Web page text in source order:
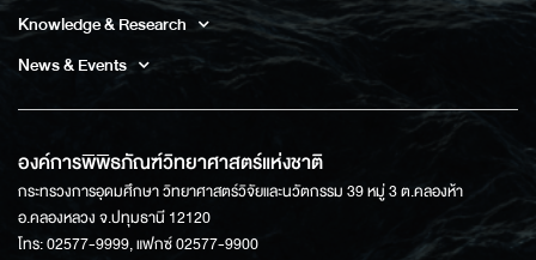
Knowledge & Research
News & Events
องค์การพิพิธภัณฑ์วิทยาศาสตร์แห่งชาติ
กระทรวงการอุดมศึกษา วิทยาศาสตร์วิจัยและนวัตกรรม 39 หมู่ 3 ต.คลองห้า
อ.คลองหลวง จ.ปทุมธานี 12120
โทร: 02577-9999, แฟกซ์ 02577-9900